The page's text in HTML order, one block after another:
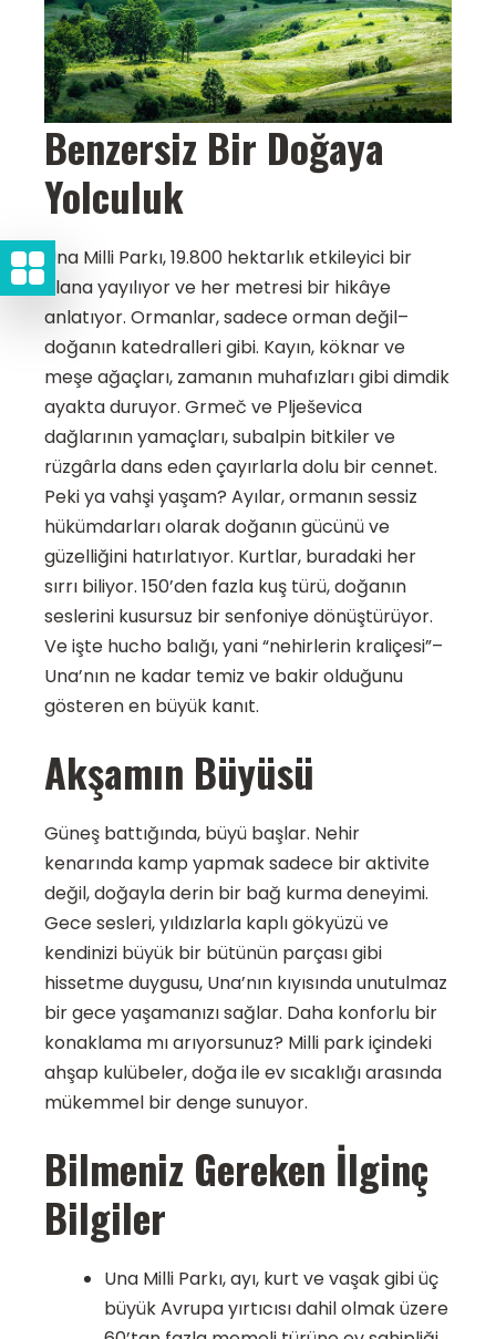
Benzersiz Bir Doğaya
Yolculuk
Una Milli Parkı, 19.800 hektarlık etkileyici bir
alana yayılıyor ve her metresi bir hikâye
anlatıyor. Ormanlar, sadece orman değil–
doğanın katedralleri gibi. Kayın, köknar ve
meşe ağaçları, zamanın muhafızları gibi dimdik
ayakta duruyor. Grmeč ve Plješevica
dağlarının yamaçları, subalpin bitkiler ve
rüzgârla dans eden çayırlarla dolu bir cennet.
Peki ya vahşi yaşam? Ayılar, ormanın sessiz
hükümdarları olarak doğanın gücünü ve
güzelliğini hatırlatıyor. Kurtlar, buradaki her
sırrı biliyor. 150’den fazla kuş türü, doğanın
seslerini kusursuz bir senfoniye dönüştürüyor.
Ve işte hucho balığı, yani “nehirlerin kraliçesi”–
Una’nın ne kadar temiz ve bakir olduğunu
gösteren en büyük kanıt.
Akşamın Büyüsü
Güneş battığında, büyü başlar. Nehir
kenarında kamp yapmak sadece bir aktivite
değil, doğayla derin bir bağ kurma deneyimi.
Gece sesleri, yıldızlarla kaplı gökyüzü ve
kendinizi büyük bir bütünün parçası gibi
hissetme duygusu, Una’nın kıyısında unutulmaz
bir gece yaşamanızı sağlar. Daha konforlu bir
konaklama mı arıyorsunuz? Milli park içindeki
ahşap kulübeler, doğa ile ev sıcaklığı arasında
mükemmel bir denge sunuyor.
Bilmeniz Gereken İlginç
Bilgiler
Una Milli Parkı, ayı, kurt ve vaşak gibi üç
büyük Avrupa yırtıcısı dahil olmak üzere